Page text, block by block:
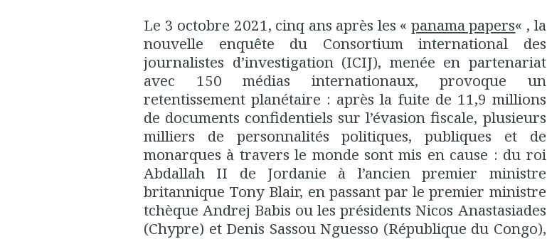
Le 3 octobre 2021, cinq ans après les « panama papers« , la
nouvelle enquête du Consortium international des
journalistes d’investigation (ICIJ), menée en partenariat
avec 150 médias internationaux, provoque un
retentissement planétaire : après la fuite de 11,9 millions
de documents confidentiels sur l’évasion fiscale, plusieurs
milliers de personnalités politiques, publiques et de
monarques à travers le monde sont mis en cause : du roi
Abdallah II de Jordanie à l’ancien premier ministre
britannique Tony Blair, en passant par le premier ministre
tchèque Andrej Babis ou les présidents Nicos Anastasiades
(Chypre) et Denis Sassou Nguesso (République du Congo),